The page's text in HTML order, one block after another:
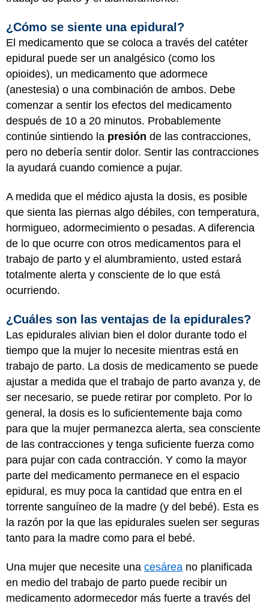
¿Cómo se siente una epidural?
El medicamento que se coloca a través del catéter
epidural puede ser un analgésico (como los
opioides), un medicamento que adormece
(anestesia) o una combinación de ambos. Debe
comenzar a sentir los efectos del medicamento
después de 10 a 20 minutos. Probablemente
continúe sintiendo la presión de las contracciones,
pero no debería sentir dolor. Sentir las contracciones
la ayudará cuando comience a pujar.
A medida que el médico ajusta la dosis, es posible
que sienta las piernas algo débiles, con temperatura,
hormigueo, adormecimiento o pesadas. A diferencia
de lo que ocurre con otros medicamentos para el
trabajo de parto y el alumbramiento, usted estará
totalmente alerta y consciente de lo que está
ocurriendo.
¿Cuáles son las ventajas de la epidurales?
Las epidurales alivian bien el dolor durante todo el
tiempo que la mujer lo necesite mientras está en
trabajo de parto. La dosis de medicamento se puede
ajustar a medida que el trabajo de parto avanza y, de
ser necesario, se puede retirar por completo. Por lo
general, la dosis es lo suficientemente baja como
para que la mujer permanezca alerta, sea consciente
de las contracciones y tenga suficiente fuerza como
para pujar con cada contracción. Y como la mayor
parte del medicamento permanece en el espacio
epidural, es muy poca la cantidad que entra en el
torrente sanguíneo de la madre (y del bebé). Esta es
la razón por la que las epidurales suelen ser seguras
tanto para la madre como para el bebé.
Una mujer que necesite una cesárea no planificada
en medio del trabajo de parto puede recibir un
medicamento adormecedor más fuerte a través del